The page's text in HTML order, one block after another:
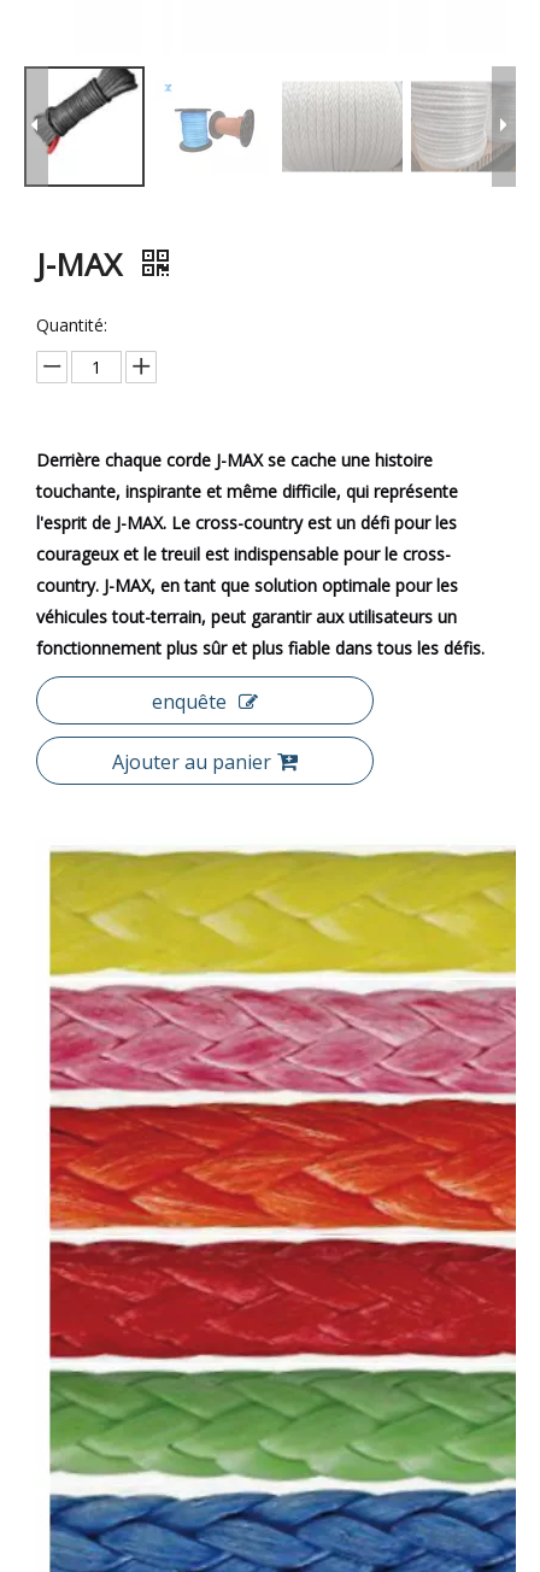
J-MAX
Quantité:
Derrière chaque corde J-MAX se cache une histoire
touchante, inspirante et même difficile, qui représente
l'esprit de J-MAX. Le cross-country est un défi pour les
courageux et le treuil est indispensable pour le cross-
country. J-MAX, en tant que solution optimale pour les
véhicules tout-terrain, peut garantir aux utilisateurs un
fonctionnement plus sûr et plus fiable dans tous les défis.
enquête
Ajouter au panier